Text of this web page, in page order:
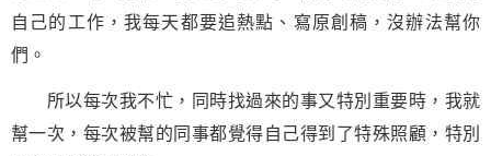
自己的工作，我每天都要追熱點、寫原創稿，沒辦法幫你
們。
所以每次我不忙，同時找過來的事又特別重要時，我就
幫一次，每次被幫的同事都覺得自己得到了特殊照顧，特別